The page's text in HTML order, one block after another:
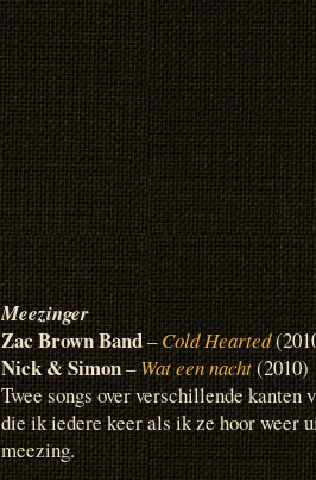
Meezinger
Zac Brown Band–Cold Hearted
Nick & Simon–Wat een nacht(2010)
Twee songs over verschillende kanten
die ik iedere keer als ik ze hoor weer
meezing.